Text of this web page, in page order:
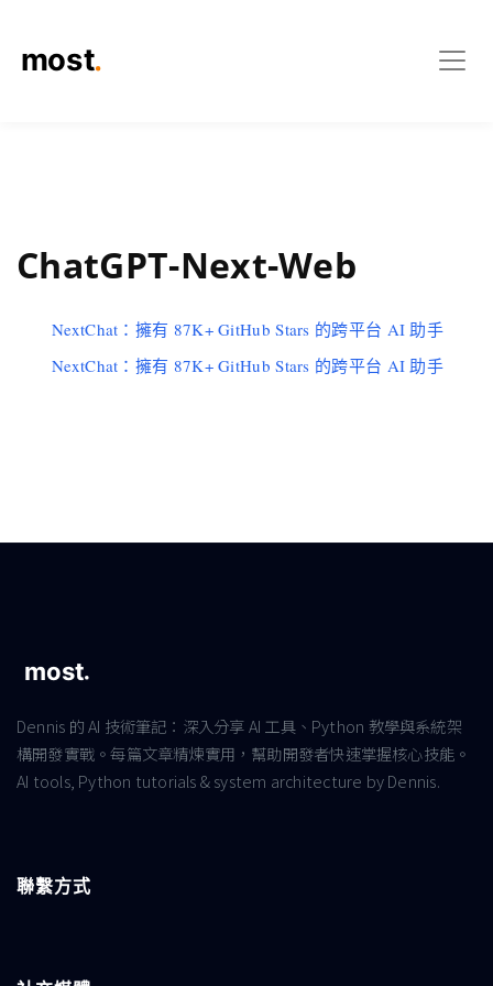
ChatGPT-Next-Web
NextChat：擁有 87K+ GitHub Stars 的跨平台 AI 助手
NextChat：擁有 87K+ GitHub Stars 的跨平台 AI 助手
Dennis 的 AI 技術筆記：深入分享 AI 工具、Python 教學與系統架
構開發實戰。每篇文章精煉實用，幫助開發者快速掌握核心技能。
AI tools, Python tutorials & system architecture by Dennis.
聯繫方式